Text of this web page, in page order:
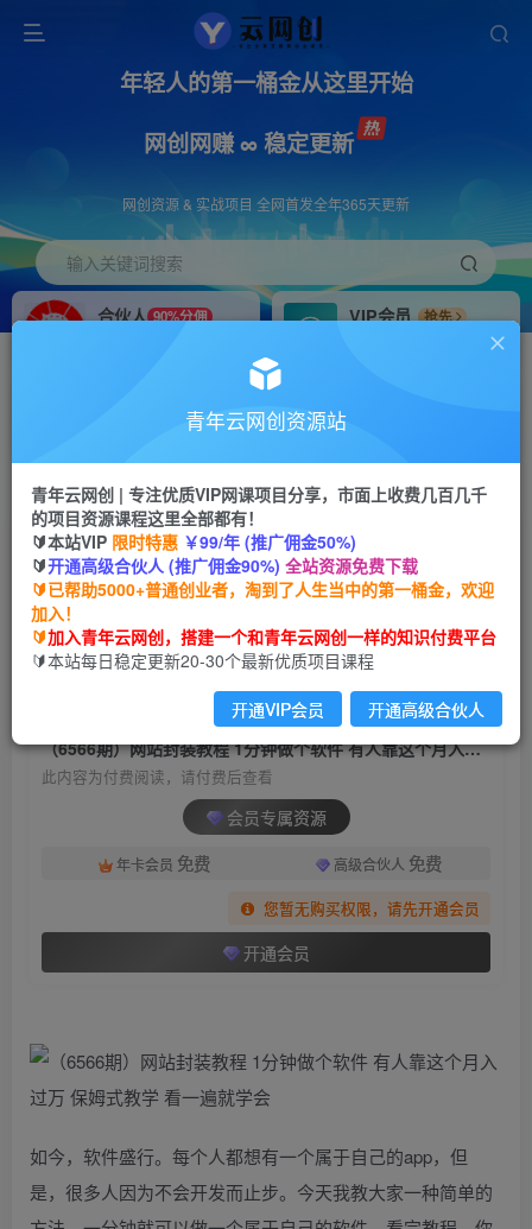
年轻人的第一桶金从这里开始
网创网赚 ∞ 稳定更新
网创资源 & 实战项目 全网首发全年365天更新
输入关键词搜索
合伙人 90%分佣
VIP会员
抢先
搭建同款网站，自己当老板
首页 创业课程 会员专属 正文
（6566期）网站封装教程 1分钟做个软件 有人靠
这个月入过万 保姆式教学 看一遍就学会
青年云网创
2年前发布
关注 私信
（6566期）网站封装教程 1分钟做个软件 有人靠这个月入过万 保姆式教学 看一遍就学会
此内容为付费阅读，请付费后查看
会员专属资源
年卡会员 免费 高级合伙人 免费
您暂无购买权限，请先开通会员
开通会员
如今，软件盛行。每个人都想有一个属于自己的app，但
是，很多人因为不会开发而止步。今天我教大家一种简单的
青年云网创资源站
青年云网创 | 专注优质VIP网课项目分享，市面上收费几百几千
的项目资源课程这里全部都有！
🔰本站VIP 限时特惠 ￥99/年 (推广佣金50%)
🔰开通高级合伙人 (推广佣金90%) 全站资源免费下载
🔰已帮助5000+普通创业者，淘到了人生当中的第一桶金，欢迎
加入！
🔰加入青年云网创，搭建一个和青年云网创一样的知识付费平台
🔰本站每日稳定更新20-30个最新优质项目课程
开通VIP会员 开通高级合伙人